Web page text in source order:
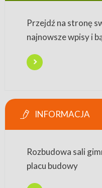
Przejdź na stronę
najnowsze wpisy i
INFORMACJA
Rozbudowa sali
placu budowy